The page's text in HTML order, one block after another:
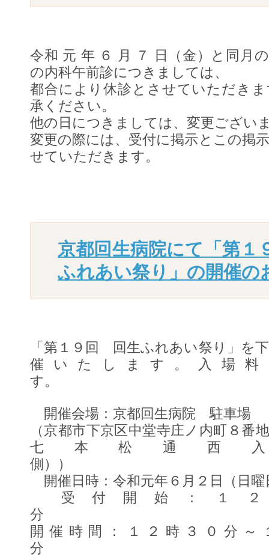
令和 元 年 ６ 月 ７ 日（金）と同月
の内科午前診につきましては、
都合により休診とさせていただき
承ください。
他の日につきましては、変更ござい
変更の際には、受付に掲示とこの掲
せていただきます。
京都回生病院にて「第１
ふれあい祭り」の開催の
「第１９回 回生ふれあい祭り」を
催いたします。入場料
す
開催会場：京都回生病院 駐車場
（京都市下京区中堂寺庄ノ内町８番
七本松通西
側））
開催日時：令和元年６月２日（日曜
受付開始：１２
開催時間：１２時３０分～